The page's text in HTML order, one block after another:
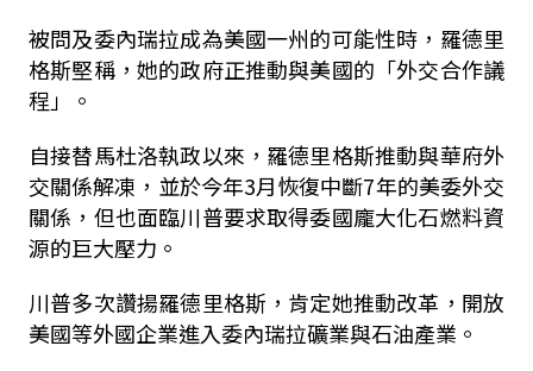
被問及委內瑞拉成為美國一州的可能性時，羅德里
格斯堅稱，她的政府正推動與美國的「外交合作議
程」。
自接替馬杜洛執政以來，羅德里格斯推動與華府外
交關係解凍，並於今年3月恢復中斷7年的美委外交
關係，但也面臨川普要求取得委國龐大化石燃料資
源的巨大壓力。
川普多次讚揚羅德里格斯，肯定她推動改革，開放
美國等外國企業進入委內瑞拉礦業與石油產業。